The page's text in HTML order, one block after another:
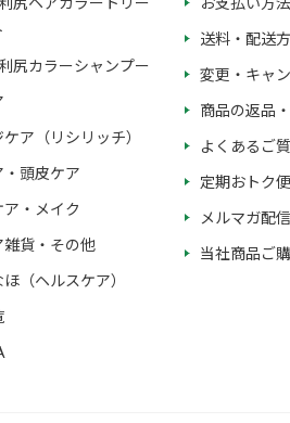
尻ヘアカラートリー
尻カラーシャンプー
ア（リシリッチ）
・頭皮ケア
ア・メイク
雑貨・その他
（ヘルスケア）
お支払い方法
送料・配送
変更・キャ
商品の返品
よくあるご
定期おトク
メルマガ配
当社商品ご